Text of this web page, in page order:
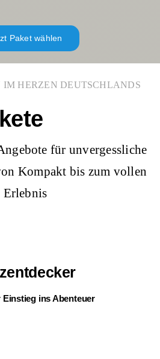
Paket wählen
IM HERZEN DEUTSCHLANDS
für unvergessliche
Kompakt bis zum vollen
Erlebnis
Einstieg ins Abenteuer